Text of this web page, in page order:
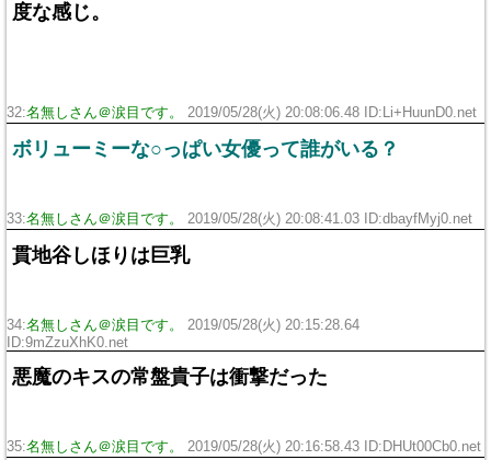
度な感じ。
32:名無しさん＠涙目です。 2019/05/28(火) 20:08:06.48 ID:Li+HuunD0.net
ボリューミーな○っぱい女優って誰がいる？
33:名無しさん＠涙目です。 2019/05/28(火) 20:08:41.03 ID:dbayfMyj0.net
貫地谷しほりは巨乳
34:名無しさん＠涙目です。
2019/05/28(火) 20:15:28.64
ID:9mZzuXhK0.net
悪魔のキスの常盤貴子は衝撃だった
35:名無しさん＠涙目です。 2019/05/28(火) 20:16:58.43 ID:DHUt00Cb0.net